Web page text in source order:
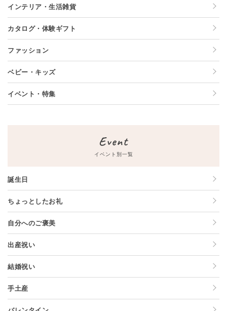
インテリア・生活雑貨
カタログ・体験ギフト
ファッション
ベビー・キッズ
イベント・特集
イベント別一覧
Event
誕生日
ちょっとしたお礼
自分へのご褒美
出産祝い
結婚祝い
手土産